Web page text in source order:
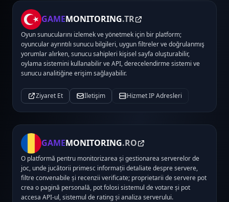
GAMEMONITORING.TR
Oyun sunucularını izlemek ve yönetmek için bir platform;
oyuncular ayrıntılı sunucu bilgileri, uygun filtreler ve doğrulanmış
yorumlar alırken, sunucu sahipleri kişisel sayfa oluşturabilir,
oylama sistemini kullanabilir ve API, derecelendirme sistemi ve
sunucu analitiğine erişim sağlayabilir.
Ziyaret Et İletişim Hizmet IP Adresleri
GAMEMONITORING.RO
O platformă pentru monitorizarea și gestionarea serverelor de
joc, unde jucătorii primesc informații detaliate despre servere,
filtre convenabile și recenzii verificate; proprietarii de servere pot
crea o pagină personală, pot folosi sistemul de votare și pot
accesa API-ul, sistemul de rating și analiza serverului.